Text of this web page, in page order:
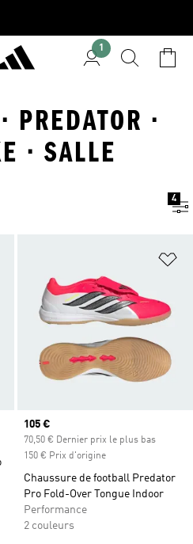
1
PREDATOR ·
· SALLE
4
Ajouter à la Liste de produits
Prix actuel
105 €
70,50 € Dernier prix le plus bas
150 € Prix d'origine
Chaussure de football Predator
Pro Fold-Over Tongue Indoor
Performance
2 couleurs